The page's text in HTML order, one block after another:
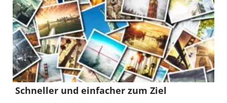
Schneller und einfacher zum Ziel